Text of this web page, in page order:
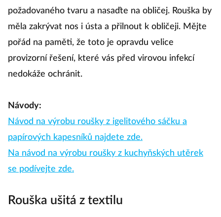
požadovaného tvaru a nasaďte na obličej. Rouška by
měla zakrývat nos i ústa a přilnout k obličeji. Mějte
pořád na paměti, že toto je opravdu velice
provizorní řešení, které vás před virovou infekcí
nedokáže ochránit.
Návody:
Návod na výrobu roušky z igelitového sáčku a
papírových kapesníků najdete zde.
Na návod na výrobu roušky z kuchyňských utěrek
se podívejte zde.
Rouška ušitá z textilu